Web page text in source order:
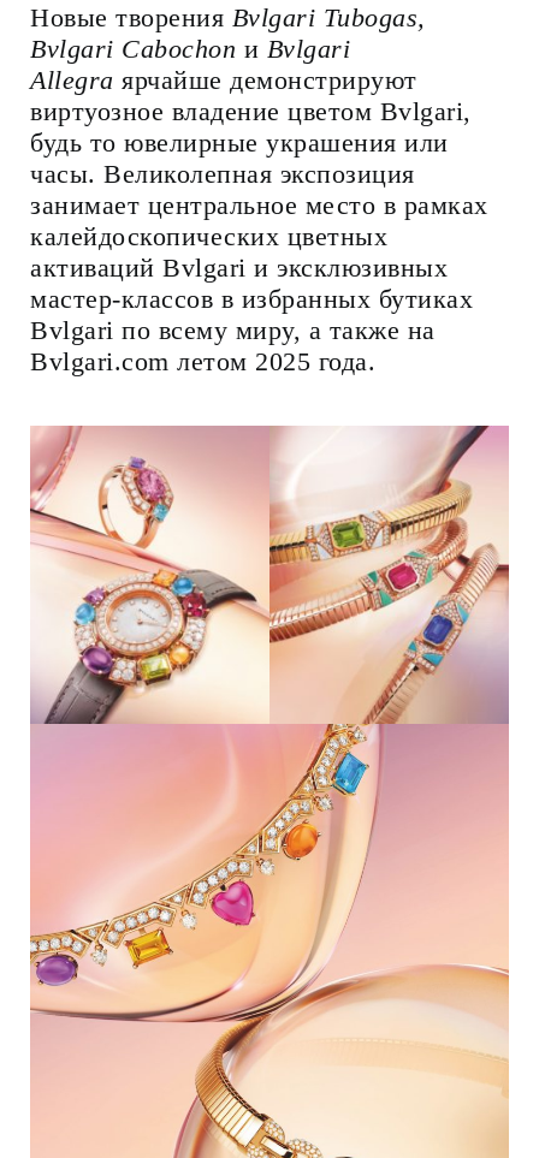
Новые творения Bvlgari Tubogas,
Bvlgari Cabochon и Bvlgari
Allegra ярчайше демонстрируют
виртуозное владение цветом Bvlgari,
будь то ювелирные украшения или
часы. Великолепная экспозиция
занимает центральное место в рамках
калейдоскопических цветных
активаций Bvlgari и эксклюзивных
мастер-классов в избранных бутиках
Bvlgari по всему миру, а также на
Bvlgari.com летом 2025 года.